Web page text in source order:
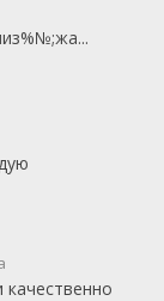
качественно